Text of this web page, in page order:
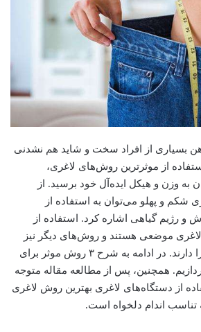
بسیاری از افراد سخت و شاید هم نشدنی
از موثرترین روش‌های لاغری،
به وزن و هیکل ایده‌آل خود برسید. از
شکم و پهلو می‌توان به استفاده از
و رژیم گیاهی اشاره کرد. استفاده از
موضعی هستند و روش‌های دیگر نیز
مزایا و ویژگی‌های خود را دارند. در ادامه به شرح ۳ روش موثر برای
همچنین، پس از مطالعه مقاله متوجه
از دستگاه‌های لاغری بهترین روش لاغری
اندام دلخواه است.